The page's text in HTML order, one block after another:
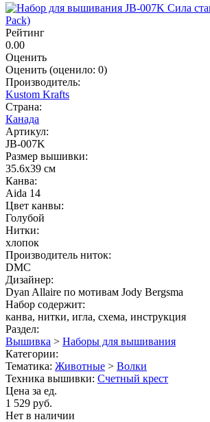
Рейтинг
0.00
Оценить
Оценить (оценило: 0)
Производитель:
Kustom Krafts
Страна:
Канада
Артикул:
JB-007K
Размер вышивки:
35.6x39 см
Канва:
Aida 14
Цвет канвы:
Голубой
Нитки:
хлопок
Производитель ниток:
DMC
Дизайнер:
Dyan Allaire по мотивам Jody Bergsma
Набор содержит:
канва, нитки, игла, схема, инструкция
Раздел:
Вышивка > Наборы для вышивания
Категории:
Тематика: Животные > Волки
Техника вышивки: Счетный крест
Цена за ед.
1 529 руб.
Нет в наличии